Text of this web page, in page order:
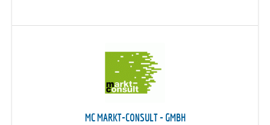
MC MARKT-CONSULT - GMBH